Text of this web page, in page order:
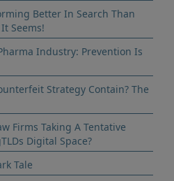
Better In Search Than
Seems!
Industry: Prevention Is
Strategy Contain? The
Firms Taking A Tentative
Digital Space?
Tale